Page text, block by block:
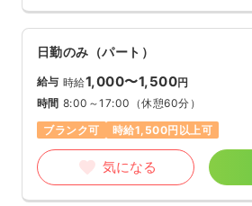
日勤のみ（パート）
給与 時給1,000〜1,500円
時間 8:00～17:00 （休憩60分）
ブランク可
時給1,500円以上可
気になる